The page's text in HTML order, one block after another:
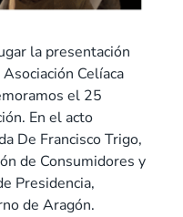
la presentación
Celíaca
el 25
En el acto
De Francisco Trigo,
de Consumidores y
Presidencia,
de Aragón.